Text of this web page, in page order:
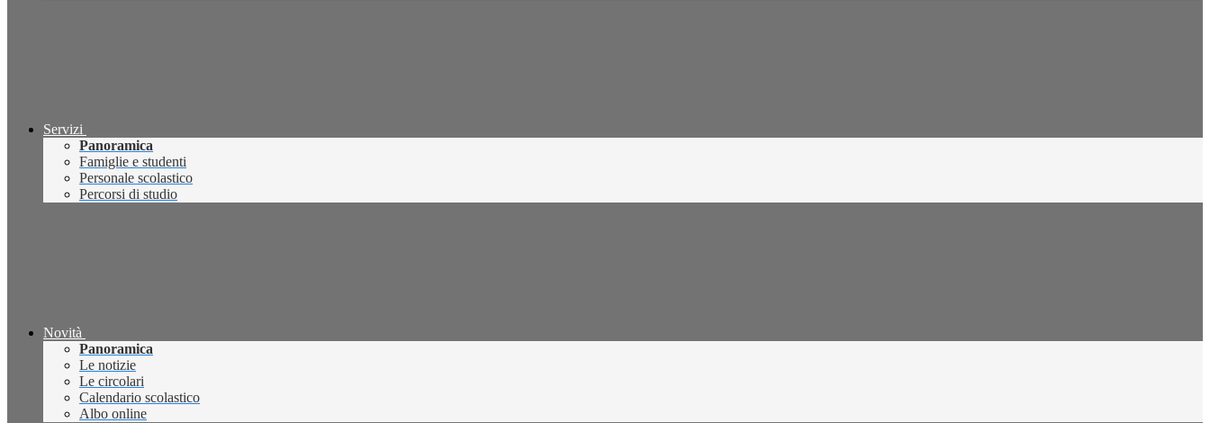
Servizi
Panoramica
Famiglie e studenti
Personale scolastico
Percorsi di studio
Novità
Panoramica
Le notizie
Le circolari
Calendario scolastico
Albo online